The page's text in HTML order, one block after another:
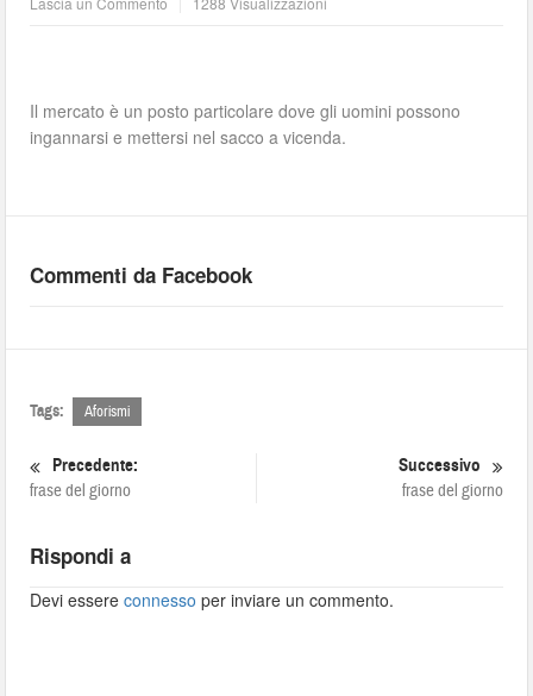
Il mercato è un posto particolare dove gli uomini possono
ingannarsi e mettersi nel sacco a vicenda.
Commenti da Facebook
Tags: Aforismi
Precedente:
frase del giorno
Successivo
frase del giorno
Rispondi a
Devi essereconnesso per inviare un commento.